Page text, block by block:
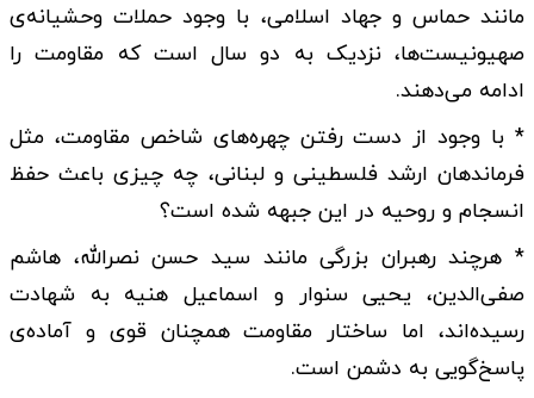
مانند حماس و جهاد اسلامی، با وجود حملات وحشیانه‌ی
صهیونیست‌ها، نزدیک به دو سال است که مقاومت را
ادامه می‌دهند.
* با وجود از دست رفتن چهره‌های شاخص مقاومت، مثل
فرماندهان ارشد فلسطینی و لبنانی، چه چیزی باعث حفظ
انسجام و روحیه در این جبهه شده است؟
* هرچند رهبران بزرگی مانند سید حسن نصرالله، هاشم
صفی‌الدین، یحیی سنوار و اسماعیل هنیه به شهادت
رسیده‌اند، اما ساختار مقاومت همچنان قوی و آماده‌ی
پاسخ‌گویی به دشمن است.